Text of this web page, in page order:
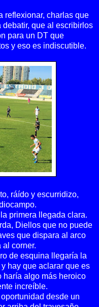
reflexionar, charlas que
que al escribirlos
para un DT que
y eso es indiscutible.
ráído y escurridizo,
primera llegada clara.
Diellos que no puede
que dispara al arco
al corner.
de esquina llegaría la
hay que aclarar que es
haría algo más heroico
increíble.
desde un